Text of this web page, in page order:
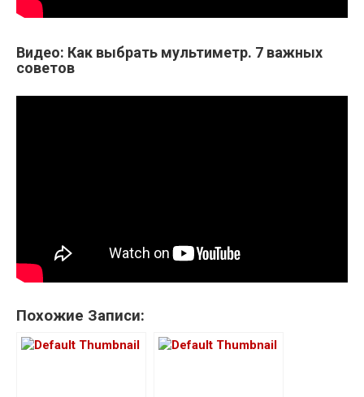
Видео: Как выбрать мультиметр. 7 важных
советов
Похожие Записи: